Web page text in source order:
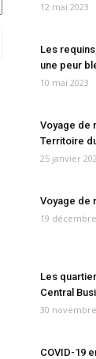
12 mai 2023
Les
une peur
10 mai 2023
Voyage de
Territoire
25 janvier
Voyage de
19
Les
Central
30
COVID-19